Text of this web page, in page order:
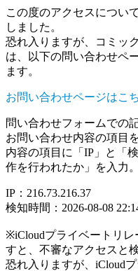
この度のアクセスについ
しました。
恐れ入りますが、コミッ
は、以下の問い合わせペ
ます。
お問い合わせページはこ
問い合わせフォームでの
お問い合わせ内容の項目
内容の項目に「IP」と「
作を行われたか」を入力。
IP：216.73.216.37
検知時間：2026-08-08
※iCloudプライベートリレ
すと、不審なアクセスと
恐れ入りますが、iCloud